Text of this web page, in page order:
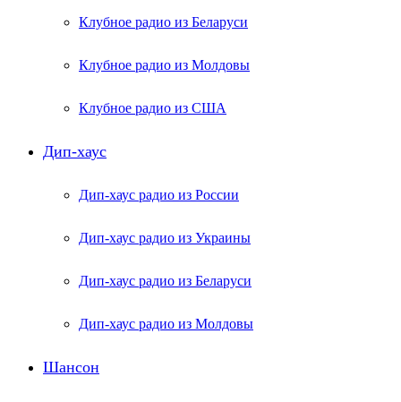
Клубное радио из Беларуси
Клубное радио из Молдовы
Клубное радио из США
Дип-хаус
Дип-хаус радио из России
Дип-хаус радио из Украины
Дип-хаус радио из Беларуси
Дип-хаус радио из Молдовы
Шансон